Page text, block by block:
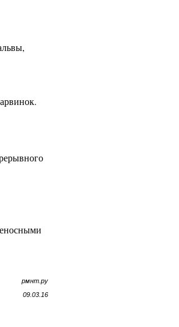
рмнт.ру
09.03.16